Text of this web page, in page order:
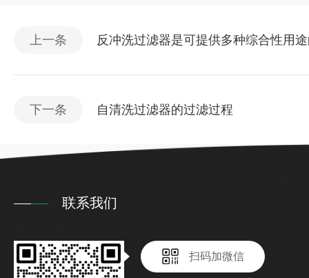
上一条 反冲洗过滤器是可提供多种综合性用
下一条 自清洗过滤器的过滤过程
联系我们
扫码加微信